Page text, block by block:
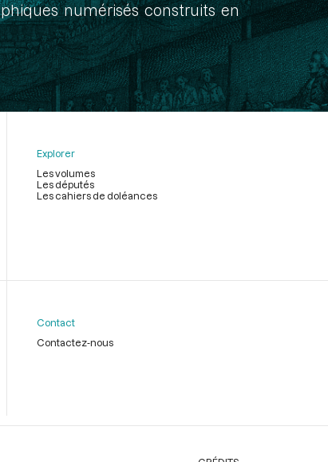
numérisés construits en
Explorer
Les volumes
Les députés
Les cahiers de doléances
Contact
Contactez-nous